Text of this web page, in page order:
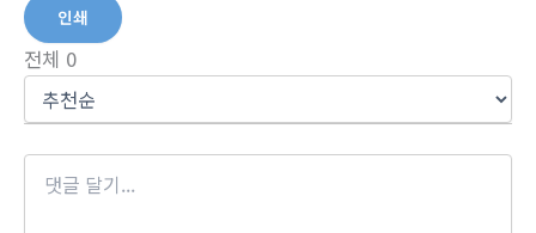
인쇄
전체 0